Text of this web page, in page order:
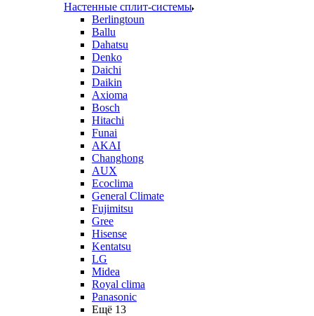
Настенные сплит-системы
Berlingtoun
Ballu
Dahatsu
Denko
Daichi
Daikin
Axioma
Bosch
Hitachi
Funai
AKAI
Changhong
AUX
Ecoclima
General Climate
Fujimitsu
Gree
Hisense
Kentatsu
LG
Midea
Royal clima
Panasonic
Ещё 13